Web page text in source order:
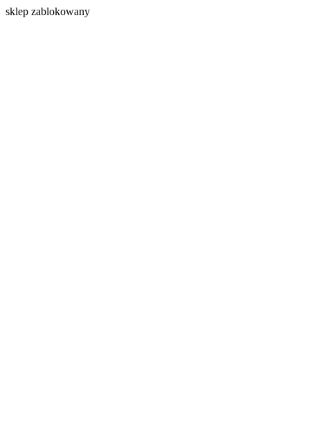
sklep zablokowany